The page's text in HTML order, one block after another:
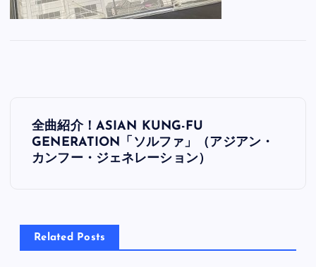
投
稿
ビ
ゲ
全曲紹介！ASIAN KUNG-FU
GENERATION「ソルファ」（アジアン・
カンフー・ジェネレーション）
Related Posts